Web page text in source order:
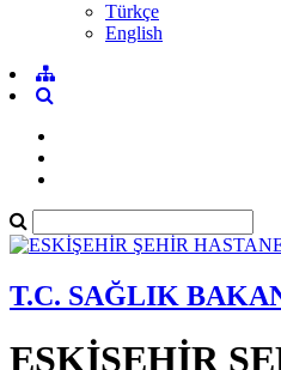
Türkçe
English
T.C. SAĞLIK
ESKİŞEHİR